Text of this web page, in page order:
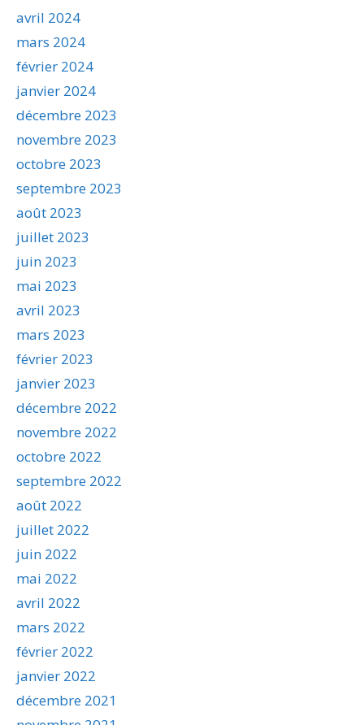
avril 2024
mars 2024
février 2024
janvier 2024
décembre 2023
novembre 2023
octobre 2023
septembre 2023
août 2023
juillet 2023
juin 2023
mai 2023
avril 2023
mars 2023
février 2023
janvier 2023
décembre 2022
novembre 2022
octobre 2022
septembre 2022
août 2022
juillet 2022
juin 2022
mai 2022
avril 2022
mars 2022
février 2022
janvier 2022
décembre 2021